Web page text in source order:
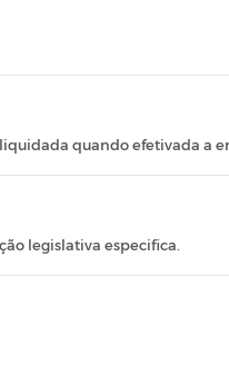
quando efetivada a
legislativa especifica.